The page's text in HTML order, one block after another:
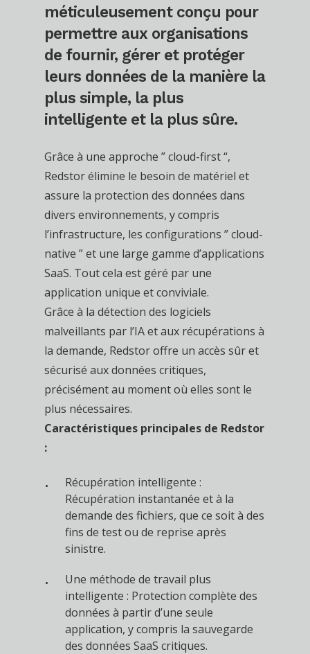
méticuleusement conçu pour
permettre aux organisations
de fournir, gérer et protéger
leurs données de la manière la
plus simple, la plus
intelligente et la plus sûre.
Grâce à une approche ” cloud-first “,
Redstor élimine le besoin de matériel et
assure la protection des données dans
divers environnements, y compris
l’infrastructure, les configurations ” cloud-
native ” et une large gamme d’applications
SaaS. Tout cela est géré par une
application unique et conviviale.
Grâce à la détection des logiciels
malveillants par l’IA et aux récupérations à
la demande, Redstor offre un accès sûr et
sécurisé aux données critiques,
précisément au moment où elles sont le
plus nécessaires.
Caractéristiques principales de Redstor
:
Récupération intelligente :
Récupération instantanée et à la
demande des fichiers, que ce soit à des
fins de test ou de reprise après
sinistre.
Une méthode de travail plus
intelligente : Protection complète des
données à partir d’une seule
application, y compris la sauvegarde
des données SaaS critiques.